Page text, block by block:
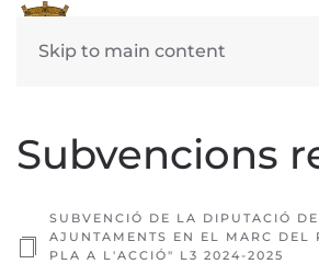
Skip to main content
Subvencions
SUBVENCIÓ DE LA DIPUTACIÓ
AJUNTAMENTS EN EL MARC DEL
PLA A L'ACCIÓ" L3 2024-2025